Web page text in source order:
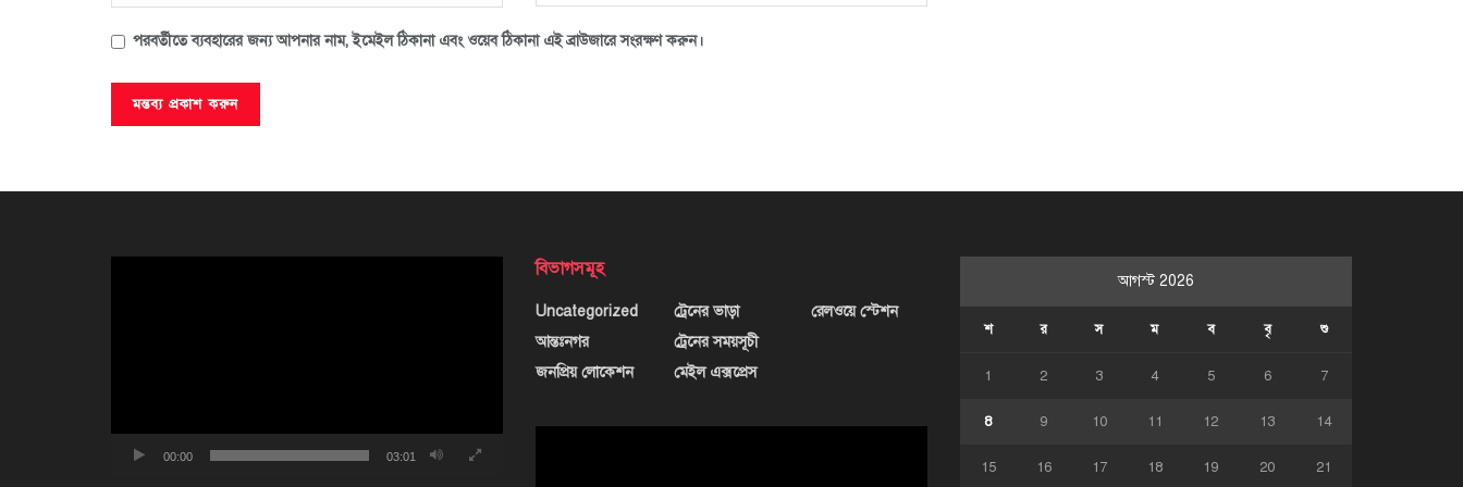
পরবর্তীতে ব্যবহারের জন্য আপনার নাম, ইমেইল ঠিকানা এবং ওয়েব ঠিকানা এই ব্রাউজারে সংরক্ষণ করুন।
00:00 03:01
বিভাগসমূহ
Uncategorized
আন্তঃনগর
জনপ্রিয় লোকেশন
ট্রেনের ভাড়া
ট্রেনের সময়সূচী
মেইল এক্সপ্রেস
রেলওয়ে স্টেশন
আগস্ট 2026
শ র স ম ব বৃ শু
1 2 3 4 5 6 7
8 9 10 11 12 13 14
15 16 17 18 19 20 21